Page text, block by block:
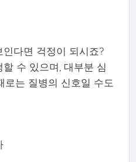
다면 걱정이 되시죠?
수 있으며, 대부분 심
로는 질병의 신호일 수도